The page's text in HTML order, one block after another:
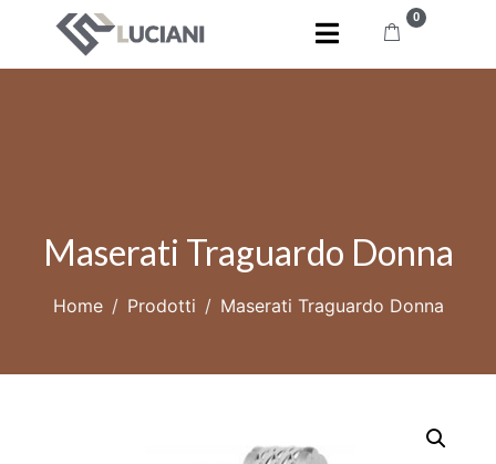
0
Maserati Traguardo Donna
Home Prodotti Maserati Traguardo Donna